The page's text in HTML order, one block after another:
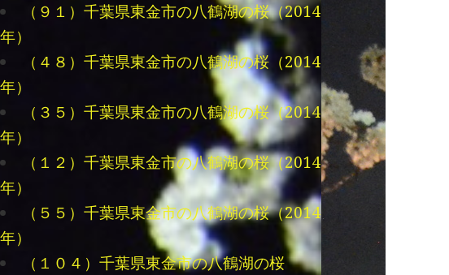
（９１）千葉県東金市の八鶴湖の桜（2014
年）
（４８）千葉県東金市の八鶴湖の桜（2014
年）
（３５）千葉県東金市の八鶴湖の桜（2014
年）
（１２）千葉県東金市の八鶴湖の桜（2014
年）
（５５）千葉県東金市の八鶴湖の桜（2014
年）
（１０４）千葉県東金市の八鶴湖の桜